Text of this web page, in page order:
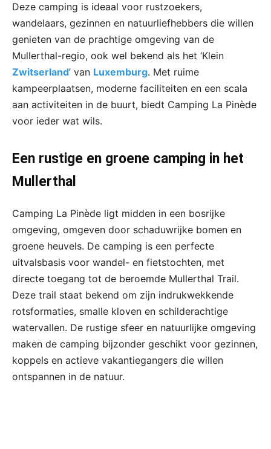
Deze camping is ideaal voor rustzoekers,
wandelaars, gezinnen en natuurliefhebbers die willen
genieten van de prachtige omgeving van de
Mullerthal-regio, ook wel bekend als het ‘Klein
Zwitserland’ van Luxemburg. Met ruime
kampeerplaatsen, moderne faciliteiten en een scala
aan activiteiten in de buurt, biedt Camping La Pinède
voor ieder wat wils.
Een rustige en groene camping in het
Mullerthal
Camping La Pinède ligt midden in een bosrijke
omgeving, omgeven door schaduwrijke bomen en
groene heuvels. De camping is een perfecte
uitvalsbasis voor wandel- en fietstochten, met
directe toegang tot de beroemde Mullerthal Trail.
Deze trail staat bekend om zijn indrukwekkende
rotsformaties, smalle kloven en schilderachtige
watervallen. De rustige sfeer en natuurlijke omgeving
maken de camping bijzonder geschikt voor gezinnen,
koppels en actieve vakantiegangers die willen
ontspannen in de natuur.